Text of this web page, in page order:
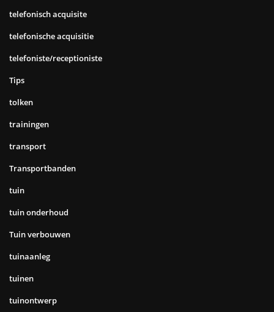
telefonisch acquisite
telefonische acquisitie
telefoniste/receptioniste
Tips
tolken
trainingen
transport
Transportbanden
tuin
tuin onderhoud
Tuin verbouwen
tuinaanleg
tuinen
tuinontwerp